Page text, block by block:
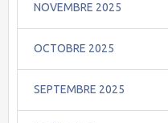
NOVEMBRE 2025
OCTOBRE 2025
SEPTEMBRE 2025